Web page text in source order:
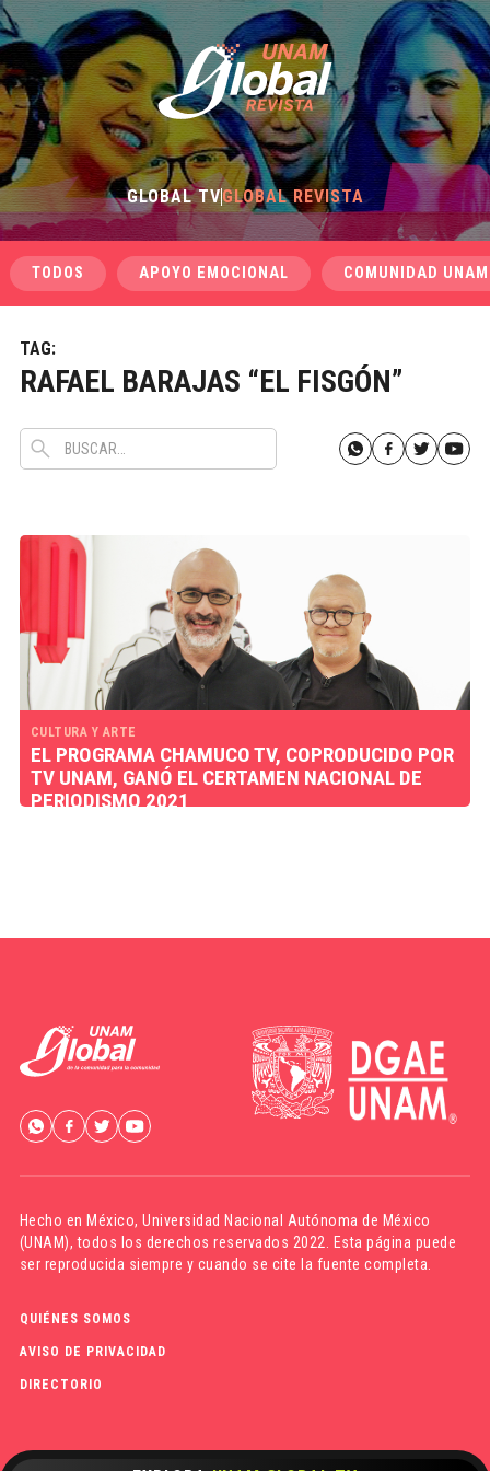
GLOBAL TVGLOBAL REVISTA
TODOS APOYO EMOCIONAL COMUNIDAD UNAM
TAG:
RAFAEL BARAJAS “EL FISGÓN”
CULTURA Y ARTE
EL PROGRAMA CHAMUCO TV, COPRODUCIDO POR
TV UNAM, GANÓ EL CERTAMEN NACIONAL DE
PERIODISMO 2021
Hecho en México,Universidad Nacional Autónoma de México
(UNAM), todos los derechos reservados 2022. Esta página puede
ser reproducida siempre y cuando se cite la fuente completa.
QUIÉNES SOMOS
AVISO DE PRIVACIDAD
DIRECTORIO